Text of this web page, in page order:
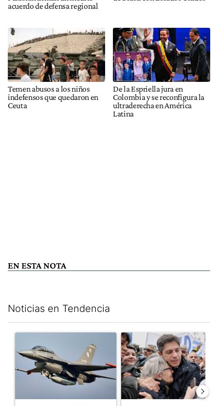
acuerdo de defensa regional
Temen abusos a los niños
indefensos que quedaron en
Ceuta
De la Espriella jura en
Colombia y se reconfigura la
ultraderecha en América
Latina
EN ESTA NOTA
Noticias en Tendencia
Un artículo de tendencia con el título "Los aviones F 16
Un artículo de tendencia con